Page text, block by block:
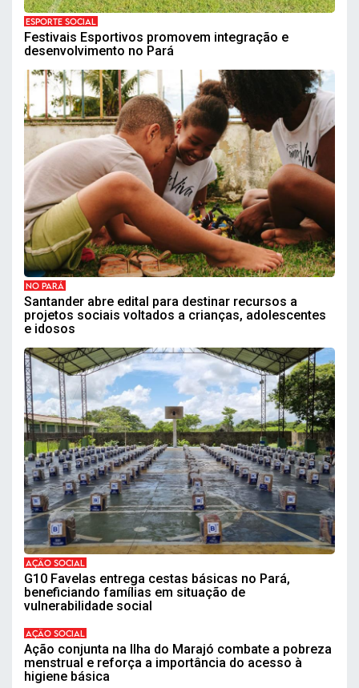
ESPORTE SOCIAL
Festivais Esportivos promovem integração e
desenvolvimento no Pará
NO PARÁ
Santander abre edital para destinar recursos a
projetos sociais voltados a crianças, adolescentes
e idosos
AÇÃO SOCIAL
G10 Favelas entrega cestas básicas no Pará,
beneficiando famílias em situação de
vulnerabilidade social
AÇÃO SOCIAL
Ação conjunta na Ilha do Marajó combate a pobreza
menstrual e reforça a importância do acesso à
higiene básica